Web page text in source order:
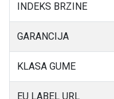
INDEKS BRZINE
GARANCIJA
KLASA GUME
EU LABEL URL